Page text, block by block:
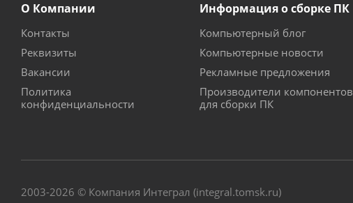
О Компании
Контакты
Реквизиты
Вакансии
Политика
конфиденциальности
Информация о сборке ПК
Компьютерный блог
Компьютерные новости
Рекламные предложения
Производители компонентов
для сборки ПК
2003-2026 © Компания Интеграл (integral.tomsk.ru)